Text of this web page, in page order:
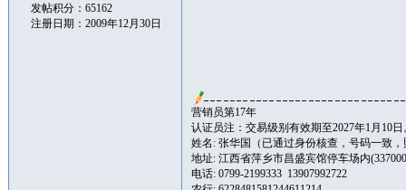
发帖积分：65162
注册日期：2009年12月30日
营销员第17年
认证员注：交易级别有效期至2027年1月10日
姓名: 张华国（已通过身份核查，号码一致
地址: 江西省萍乡市昌盛宾馆停车场内
电话: 0799-2199333 13907992722